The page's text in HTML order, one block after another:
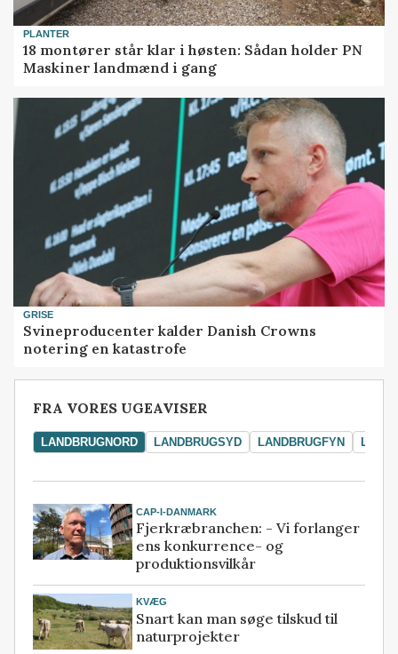
PLANTER
18 montører står klar i høsten: Sådan holder PN
Maskiner landmænd i gang
GRISE
Svineproducenter kalder Danish Crowns
notering en katastrofe
FRA VORES UGEAVISER
LANDBRUGNORD LANDBRUGSYD LANDBRUGFYN
CAP-I-DANMARK
Fjerkræbranchen: - Vi forlanger
ens konkurrence- og
produktionsvilkår
KVÆG
Snart kan man søge tilskud til
naturprojekter